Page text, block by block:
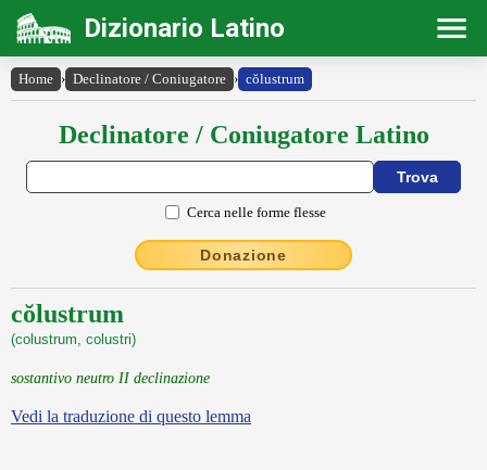
Dizionario Latino
Home › Declinatore / Coniugatore › cŏlustrum
Declinatore / Coniugatore Latino
Cerca nelle forme flesse
Donazione
cŏlustrum
(colustrum, colustri)
sostantivo neutro II declinazione
Vedi la traduzione di questo lemma